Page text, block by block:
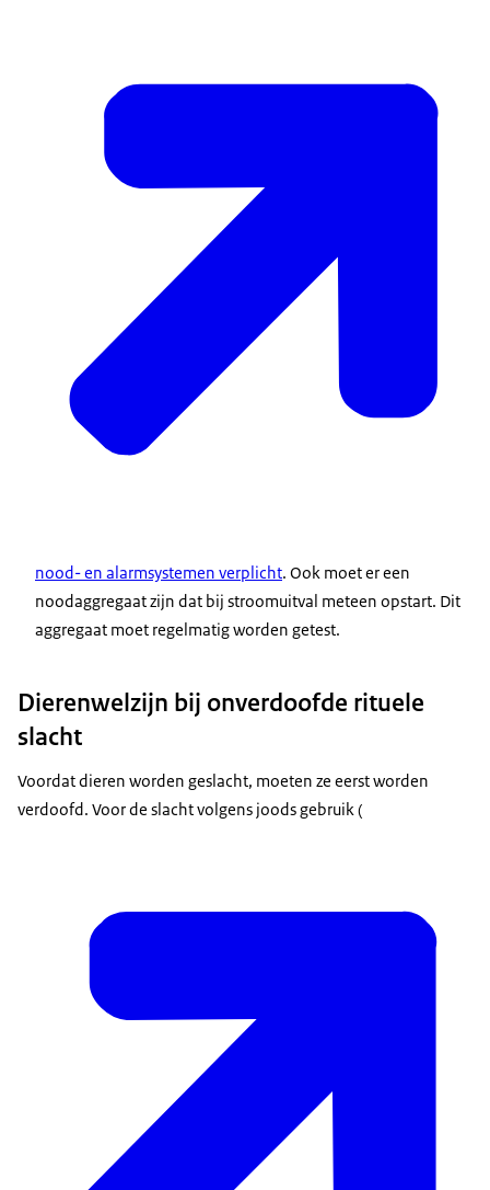
nood- en alarmsystemen verplicht. Ook moet er een
noodaggregaat zijn dat bij stroomuitval meteen opstart. Dit
aggregaat moet regelmatig worden getest.
Dierenwelzijn bij onverdoofde rituele
slacht
Voordat dieren worden geslacht, moeten ze eerst worden
verdoofd. Voor de slacht volgens joods gebruik (